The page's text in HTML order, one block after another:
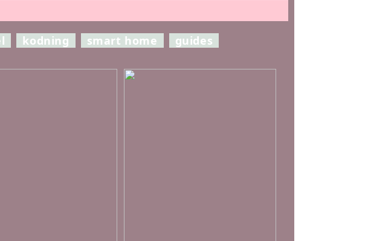
kodning smart home guides